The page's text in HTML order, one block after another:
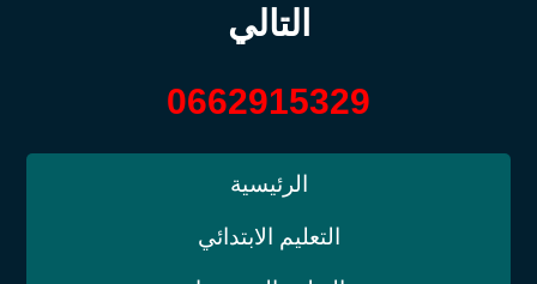
التالي
0662915329
الرئيسية
التعليم الابتدائي